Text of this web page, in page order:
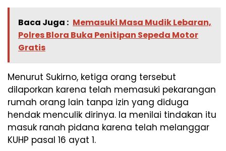
Baca Juga : Memasuki Masa Mudik Lebaran,
Polres Blora Buka Penitipan Sepeda Motor
Gratis
Menurut Sukirno, ketiga orang tersebut
dilaporkan karena telah memasuki pekarangan
rumah orang lain tanpa izin yang diduga
hendak menculik dirinya. Ia menilai tindakan itu
masuk ranah pidana karena telah melanggar
KUHP pasal 16 ayat 1.